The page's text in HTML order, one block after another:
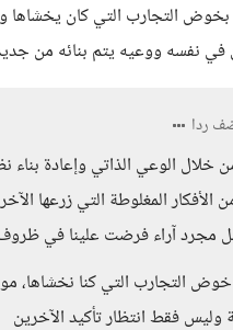
بخوض التجارب التي كان
في نفسه ووعيه يتم بنائه من
ردا
خلال الوعي الذاتي وإعادة بناء
المغلوطة التي زرعها
مجرد آراء فرضت علينا في
التجارب التي كنا نخشاها،
وليس فقط انتظار تأكيد الآخرين